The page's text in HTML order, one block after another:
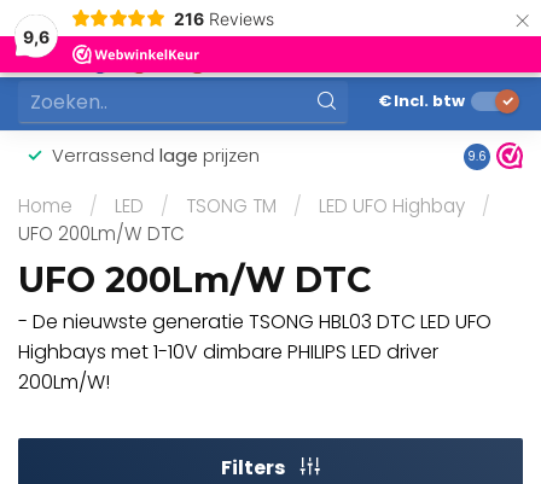
9,6
216 Reviews ×
MENU
0
€Incl. btw
Verrassend lage prijzen 9.6
Home / LED / TSONG TM / LED UFO Highbay
/
UFO 200Lm/W DTC
UFO 200Lm/W DTC
- De nieuwste generatie TSONG HBL03 DTC LED UFO
Highbays met 1-10V dimbare PHILIPS LED driver
200Lm/W!
Filters